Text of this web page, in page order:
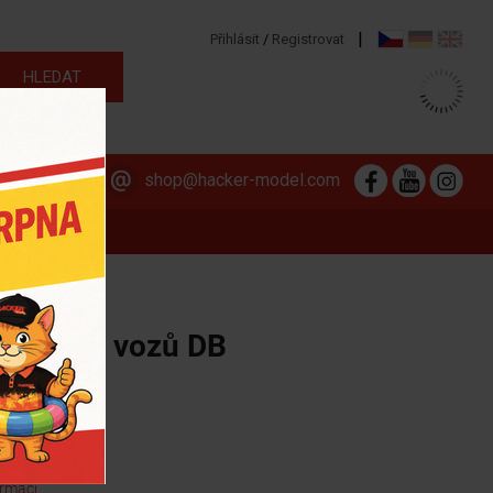
Přihlásit / Registrovat |
564 381 shop@hacker-model.com
vozů DB